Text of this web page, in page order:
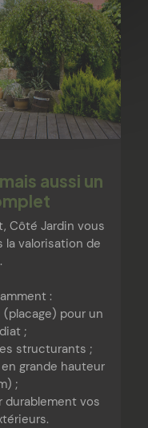
aussi un
Côté Jardin vous
la valorisation de
:
(placage) pour un
;
structurants ;
grande hauteur
;
durablement vos